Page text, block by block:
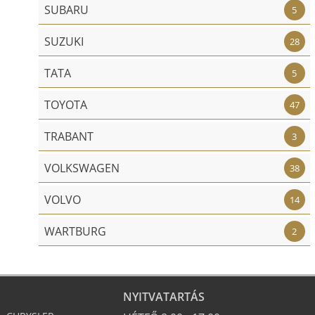
SUBARU 5
SUZUKI 28
TATA 5
TOYOTA 47
TRABANT 3
VOLKSWAGEN 38
VOLVO 14
WARTBURG 2
NYITVATARTÁS